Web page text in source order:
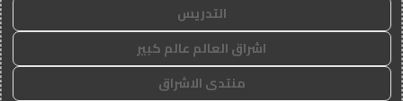
التدريس
اشراق العالم عالم كبير
منتدى الاشراق